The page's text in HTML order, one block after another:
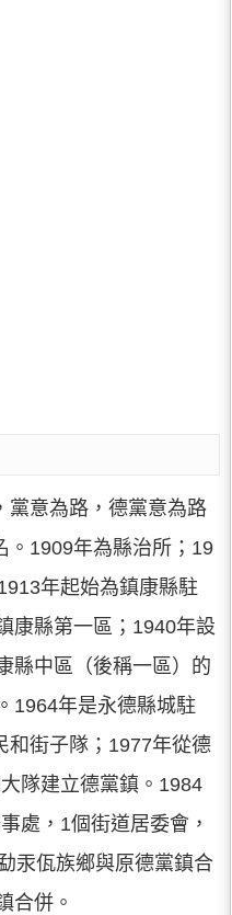
黨意為路，德黨意為路
。1909年為縣治所；19
年起始為鎮康縣駐
康縣第一區；1940年設
縣中區（後稱一區）的
1964年是永德縣城駐
和街子隊；1977年從德
隊建立德黨鎮。1984
處，1個街道居委會，
汞佤族鄉與原德黨鎮合
合併。